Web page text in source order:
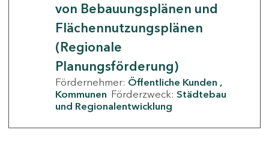
von Bebauungsplänen und
Flächennutzungsplänen
(Regionale
Planungsförderung)
Fördernehmer: Öffentliche Kunden
Kommunen Förderzweck: Städtebau
und Regionalentwicklung